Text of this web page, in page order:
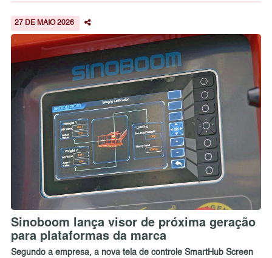
27 DE MAIO 2026
Sinoboom lança visor de próxima geração
para plataformas da marca
Segundo a empresa, a nova tela de controle SmartHub Screen